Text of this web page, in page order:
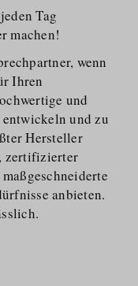
Tag
machen!
wenn
Ihren
und
und zu
Hersteller
zertifizierter
anbieten.